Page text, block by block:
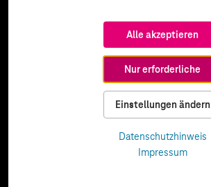
Alle akzeptieren
Nur erforderliche
Einstellungen ändern
Datenschutzhinweis
Impressum